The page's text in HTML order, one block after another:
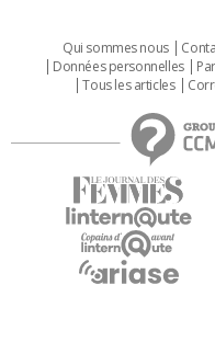
Qui sommes nous
Données personnelles
Tous les articles